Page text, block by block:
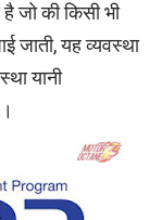
जो की किसी भी
जाती, यह व्यवस्था
यानी